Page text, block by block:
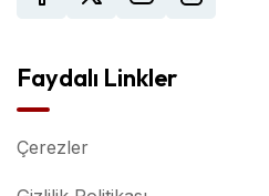
Faydalı Linkler
Çerezler